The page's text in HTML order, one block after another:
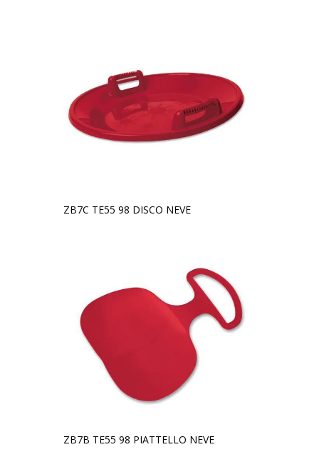
ZB7C TE55 98 DISCO NEVE
ZB7B TE55 98 PIATTELLO NEVE